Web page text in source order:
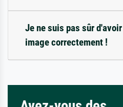
Je ne suis pas sûr
image correctement !